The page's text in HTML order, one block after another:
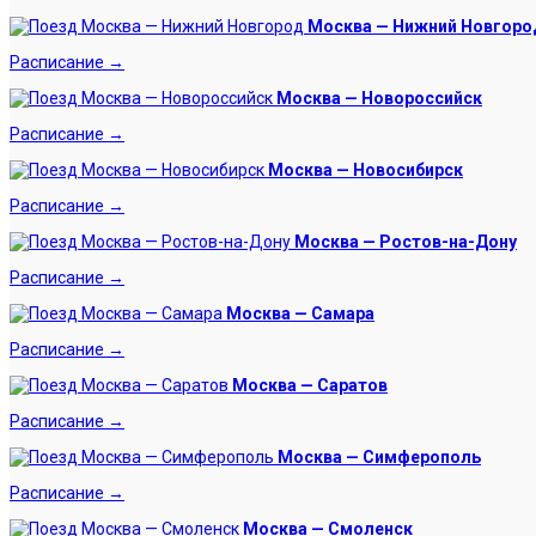
Москва — Нижний
Расписание →
Москва — Новороссийск
Расписание →
Москва — Новосибирск
Расписание →
Москва — Ростов-на-Дону
Расписание →
Москва — Самара
Расписание →
Москва — Саратов
Расписание →
Москва — Симферополь
Расписание →
Москва — Смоленск